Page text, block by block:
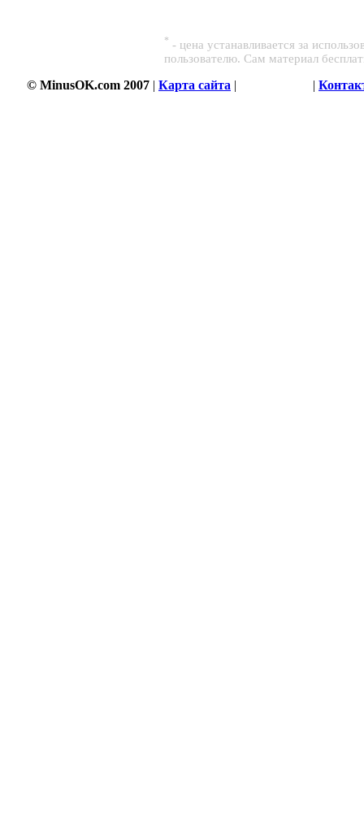
* - цена устанавливается за
пользователю. Сам материал
© MinusOK.com 2007 | Карта сайта | |